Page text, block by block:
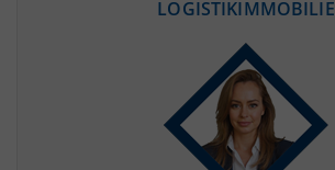
(STAND: 12/2019)
(Landkreis / Kreisfreie Stadt)
LOGISTIKIMMOBILIE